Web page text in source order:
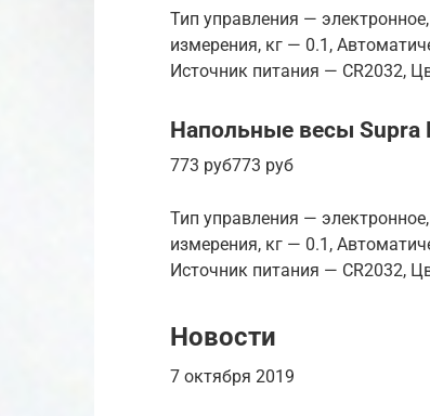
Тип управления —
измерения, кг — 0.1,
Источник питания — CR2032,
Напольные весы Supra
773 руб773 руб
Тип управления —
измерения, кг — 0.1,
Источник питания — CR2032,
Новости
7 октября 2019